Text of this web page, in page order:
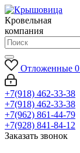
Кровельная
компания
Отложенные 0
+7(918) 462-33-38
+7(918) 462-33-38
+7(962) 861-44-79
+7(928) 841-84-12
Заказать звонок